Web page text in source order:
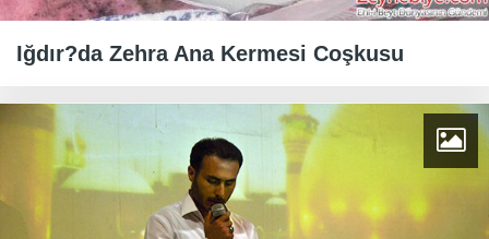
Iğdır?da Zehra Ana Kermesi Coşkusu